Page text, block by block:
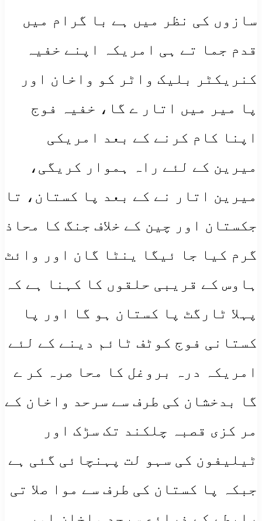
سازوں کی نظر میں ہے با گرام میں
قدم جما تے ہی امریکہ اپنے خفیہ
کنریکٹر بلیک واٹر کو واخان اور
پا میر میں اتار ے گا، خفیہ فوج
اپنا کام کرنے کے بعد امریکی
میرین کے لئے راہ ہموار کریگی،
میرین اتار نے کے بعد پا کستان، تا
جکستان اور چین کے خلاف جنگ کا محاذ
گرم کیا جا ئیگا ینٹا گان اور وائٹ
ہاوس کے قریبی حلقوں کا کہنا ہے کہ
پہلا ٹارگٹ پا کستان ہو گا اور پا
کستانی فوج کوٹف ٹائم دینے کے لئے
امریکہ درہ بروغل کا محا صرہ کر ے
گا بدخشان کی طرف سے سرحد واخان کے
مر کزی قصبہ چلکند تک سڑک اور
ٹیلیفون کی سہو لت پہنچائی گئی ہے
جبکہ پا کستان کی طرف سے موا صلا تی